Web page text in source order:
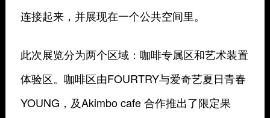
连接起来，并展现在一个公共空间里。
此次展览分为两个区域：咖啡专属区和艺术装置
体验区。咖啡区由FOURTRY与爱奇艺夏日青春
YOUNG，及Akimbo cafe 合作推出了限定果